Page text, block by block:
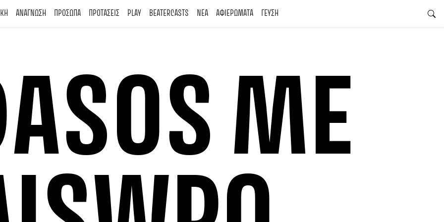
ΑΝΑΓΝΩΣΗ ΠΡΟΣΩΠΑ ΠΡΟΤΑΣΕΙΣ PLAY BEATERCASTS ΝΕΑ ΑΦΙΕΡΩΜΑΤΑ ΓΕΥΣΗ
ME